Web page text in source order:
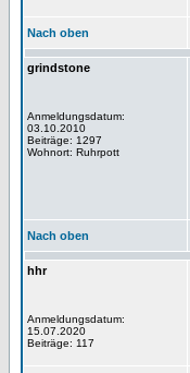
Nach oben
grindstone
Anmeldungsdatum:
03.10.2010
Beiträge: 1297
Wohnort: Ruhrpott
Nach oben
hhr
Anmeldungsdatum:
15.07.2020
Beiträge: 117